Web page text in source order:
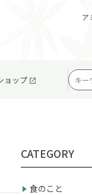
ア
ョップ
CATEGORY
食のこと